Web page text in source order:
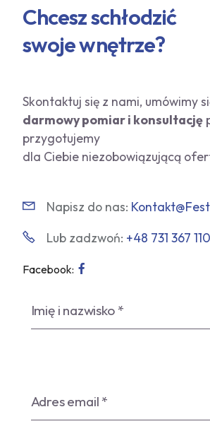
Chcesz schłodzić
swoje wnętrze?
Skontaktuj się z nami, umówimy
darmowy pomiar i konsultację
przygotujemy
dla Ciebie niezobowiązującą
Napisz do nas:
Lub zadzwoń: +48 731 367 110
Facebook: